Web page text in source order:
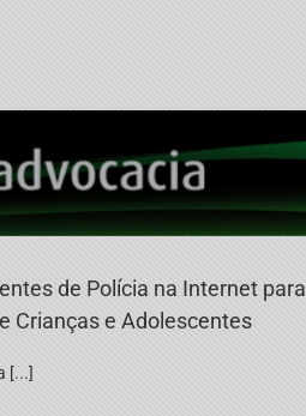
de Polícia na Internet
Crianças e Adolescentes
[...]